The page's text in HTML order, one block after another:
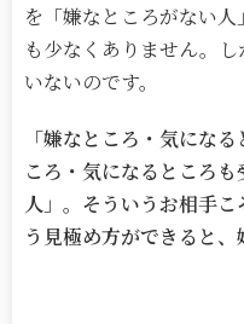
を「嫌なところがない
も少なくありません。
いないのです。
「嫌なところ・気にな
ころ・気になるところ
人」。そういうお相手
う見極め方ができると、